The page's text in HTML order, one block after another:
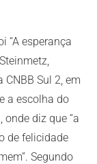
“A esperança
Sul 2, em
a escolha do
diz que “a
de felicidade
Segundo